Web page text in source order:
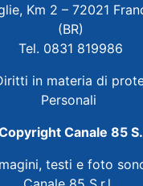
Km 2 – 72021
(BR)
Tel. 0831 819986
in materia di
Personali
Canale 85
testi e foto